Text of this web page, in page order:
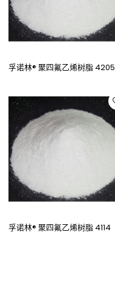
孚诺林® 聚四氟乙烯树脂 4205
孚诺林® 聚四氟乙烯树脂 4114